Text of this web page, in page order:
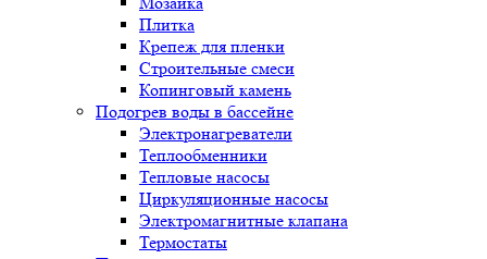
Плитка
Крепеж для пленки
Строительные смеси
Копинговый камень
Подогрев воды в бассейне
Электронагреватели
Теплообменники
Тепловые насосы
Циркуляционные насосы
Электромагнитные клапана
Термостаты